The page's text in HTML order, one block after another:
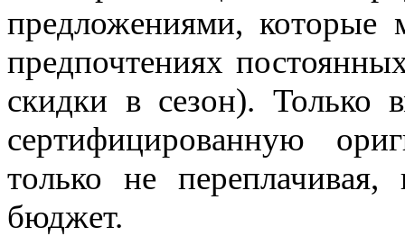
предложениями, которые
предпочтениях
скидки в сезон). Только
сертифицированную
только не
бюджет.